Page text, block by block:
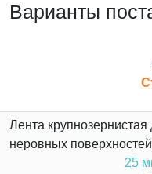
Варианты
Лента
неровных
25